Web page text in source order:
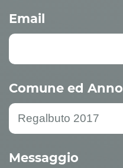
Email
Comune ed Anno
Messaggio